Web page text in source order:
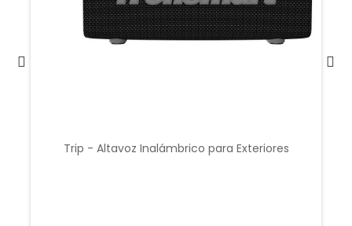
Trip - Altavoz Inalámbrico para Exteriores